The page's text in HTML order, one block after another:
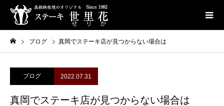
ブログ 真岡でステーキ店が見つからない場合は
ブログ 2022.07.31
真岡でステーキ店が見つからない場合は